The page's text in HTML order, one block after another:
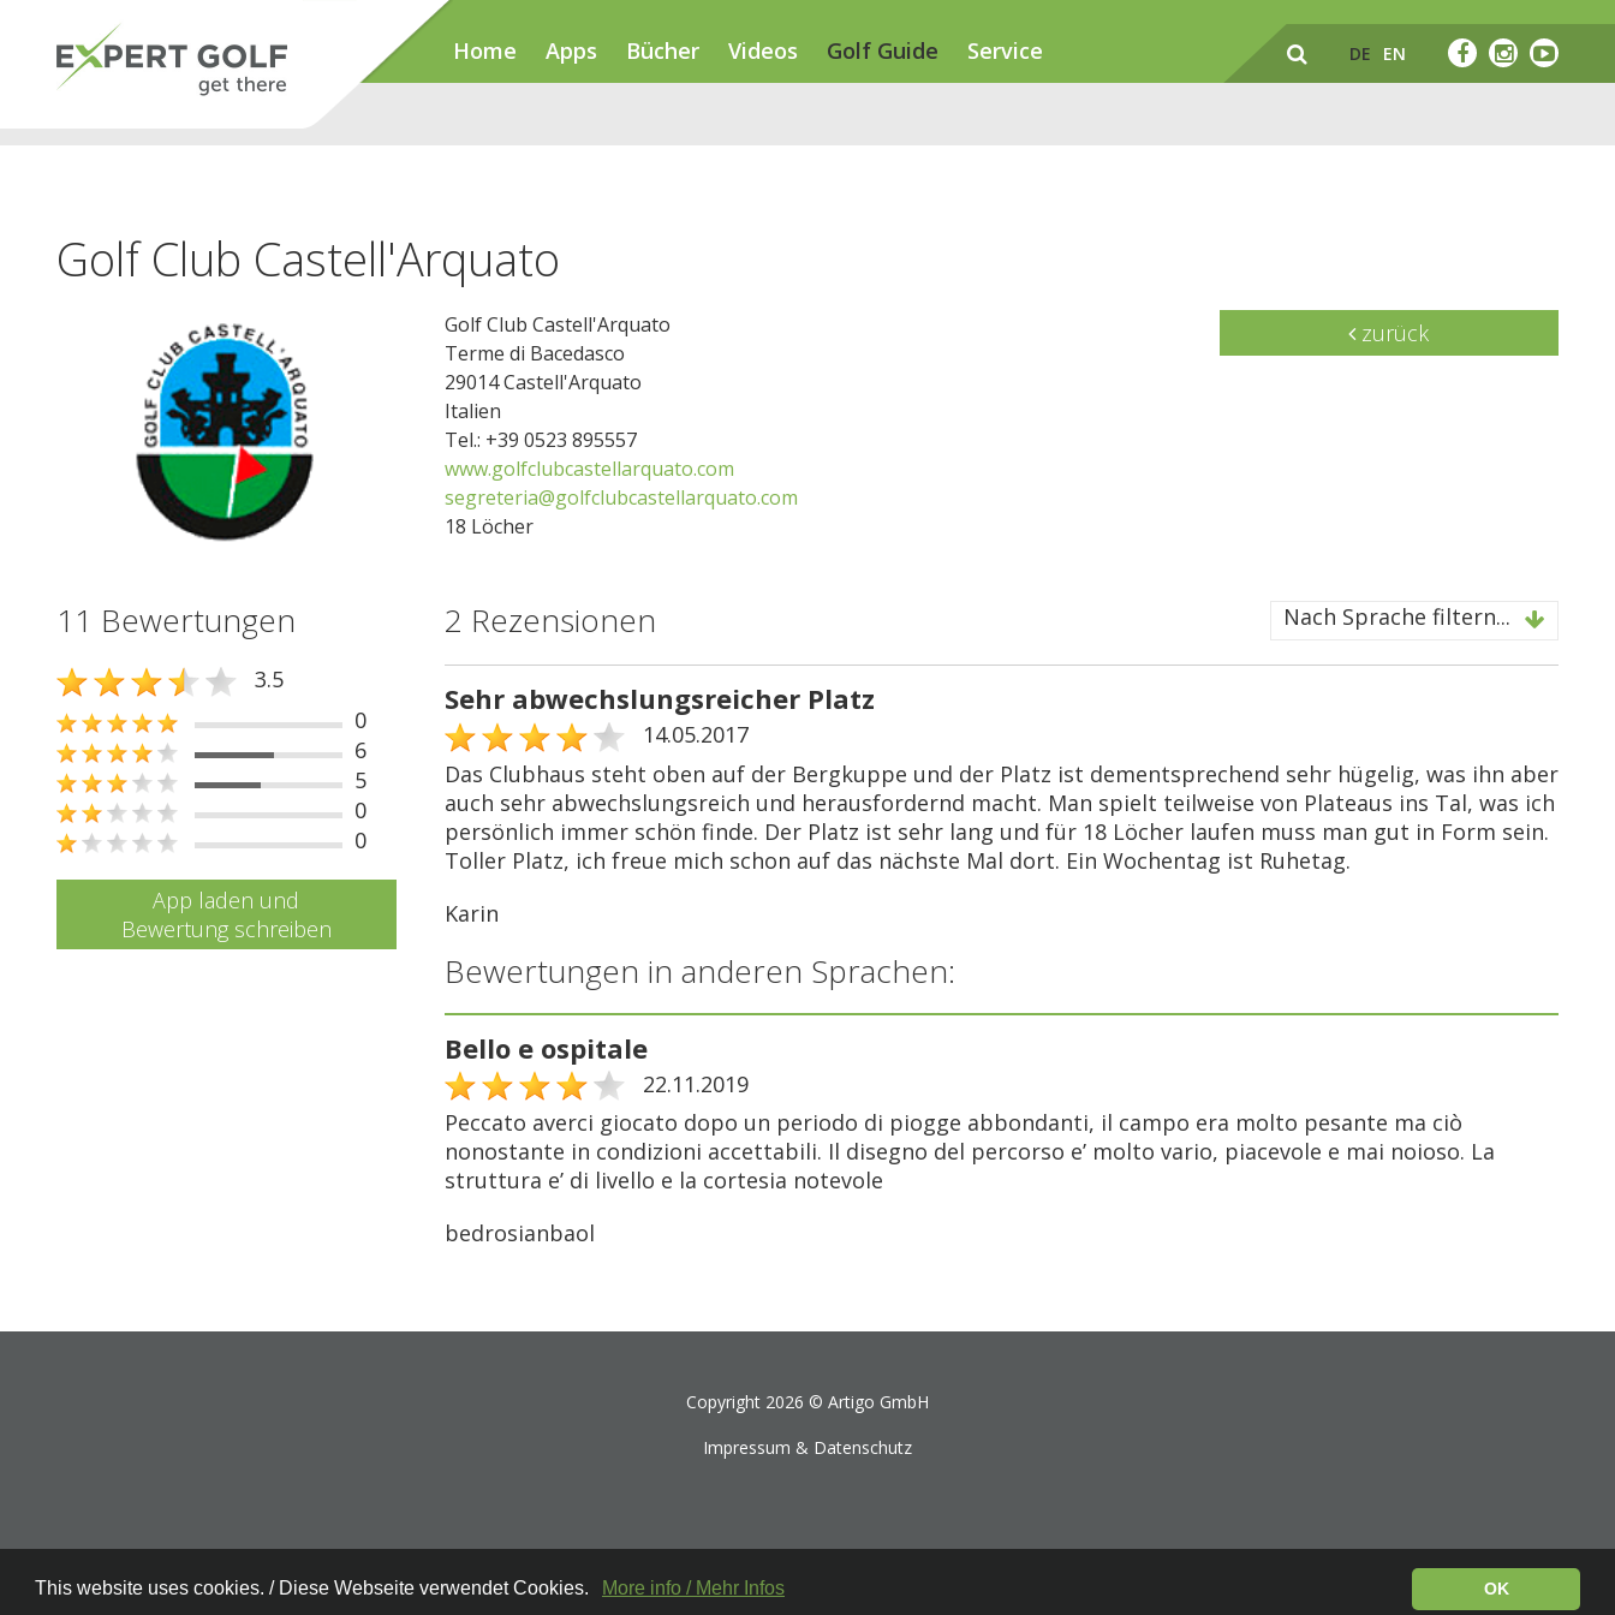
Home Apps Bücher Videos Golf Guide Service DE EN
Golf Club Castell'Arquato
Golf Club Castell'Arquato
Terme di Bacedasco
29014 Castell'Arquato
Italien
Tel.: +39 0523 895557
www.golfclubcastellarquato.com
segreteria@golfclubcastellarquato.com
18 Löcher
zurück
11 Bewertungen
3.5
0
6
5
0
0
App laden und
Bewertung schreiben
2 Rezensionen Nach Sprache filtern...
Sehr abwechslungsreicher Platz
14.05.2017
Das Clubhaus steht oben auf der Bergkuppe und der Platz ist dementsprechend sehr hügelig, was ihn aber
auch sehr abwechslungsreich und herausfordernd macht. Man spielt teilweise von Plateaus ins Tal, was ich
persönlich immer schön finde. Der Platz ist sehr lang und für 18 Löcher laufen muss man gut in Form sein.
Toller Platz, ich freue mich schon auf das nächste Mal dort. Ein Wochentag ist Ruhetag.
Karin
Bewertungen in anderen Sprachen:
Bello e ospitale
22.11.2019
Peccato averci giocato dopo un periodo di piogge abbondanti, il campo era molto pesante ma ciò
nonostante in condizioni accettabili. Il disegno del percorso e’ molto vario, piacevole e mai noioso. La
struttura e’ di livello e la cortesia notevole
bedrosianbaol
Copyright 2026 © Artigo GmbH
Impressum & Datenschutz
This website uses cookies. / Diese Webseite verwendet Cookies. More info / Mehr Infos OK